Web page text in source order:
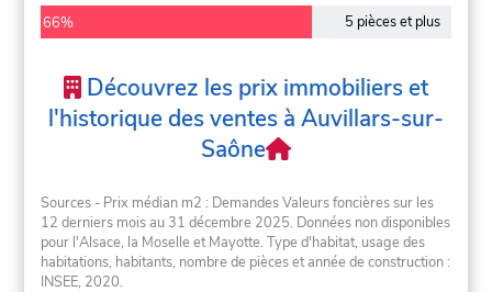
66% 5 pièces et plus
Découvrez les prix immobiliers et
l'historique des ventes à Auvillars-sur-
Saône
Sources - Prix médian m2 : Demandes Valeurs foncières sur les
12 derniers mois au 31 décembre 2025. Données non disponibles
pour l'Alsace, la Moselle et Mayotte. Type d'habitat, usage des
habitations, habitants, nombre de pièces et année de construction :
INSEE, 2020.